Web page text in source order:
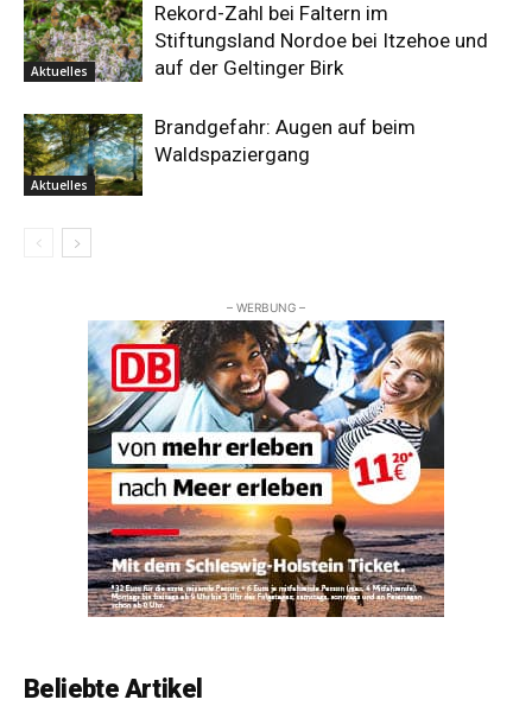
Aktuelles
Rekord-Zahl bei Faltern im
Stiftungsland Nordoe bei Itzehoe und
auf der Geltinger Birk
Aktuelles
Brandgefahr: Augen auf beim
Waldspaziergang
– WERBUNG –
Beliebte Artikel